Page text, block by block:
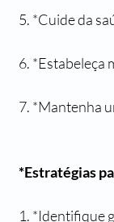
5. *Cuide da
6. *Estabeleça
7. *Mantenha
*Estratégias
1. *Identifique